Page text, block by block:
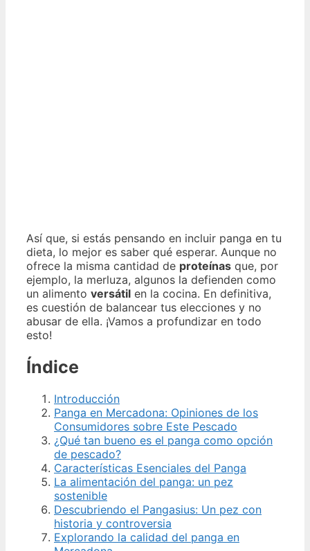
Así que, si estás pensando en incluir panga en tu
dieta, lo mejor es saber qué esperar. Aunque no
ofrece la misma cantidad de proteínas que, por
ejemplo, la merluza, algunos la defienden como
un alimento versátil en la cocina. En definitiva,
es cuestión de balancear tus elecciones y no
abusar de ella. ¡Vamos a profundizar en todo
esto!
Índice
Introducción
Panga en Mercadona: Opiniones de los
Consumidores sobre Este Pescado
¿Qué tan bueno es el panga como opción
de pescado?
Características Esenciales del Panga
La alimentación del panga: un pez
sostenible
Descubriendo el Pangasius: Un pez con
historia y controversia
Explorando la calidad del panga en